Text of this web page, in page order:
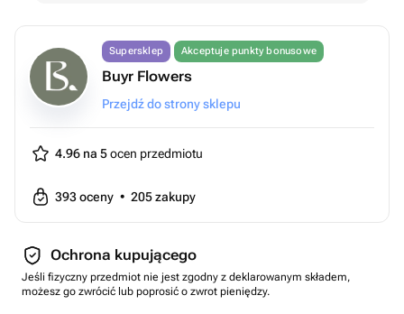
Supersklep Akceptuje punkty bonusowe
Buyr Flowers
Przejdź do strony sklepu
4.96 na 5ocen przedmiotu
393oceny • 205zakupy
Ochrona kupującego
Jeśli fizyczny przedmiot nie jest zgodny z deklarowanym składem,
możesz go zwrócić lub poprosić o zwrot pieniędzy.